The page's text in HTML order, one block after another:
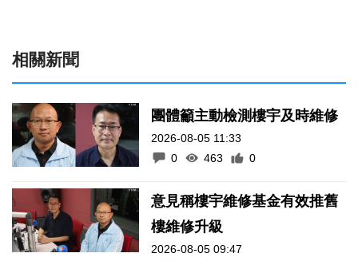
相關新聞
團體籲主動檢測樓宇及時維修
2026-08-05 11:33
0
463 0
意見稱樓宇維修基金有效推舊
樓維修升級
2026-08-05 09:47